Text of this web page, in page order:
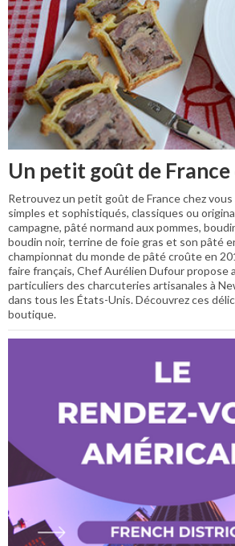
Un petit goût de France
Retrouvez un petit goût de France chez
simples et sophistiqués, classiques ou
campagne, pâté normand aux pommes,
boudin noir, terrine de foie gras et son pâté
championnat du monde de pâté croûte en
faire français, Chef Aurélien Dufour propose
particuliers des charcuteries artisanales à
dans tous les États-Unis. Découvrez ces
boutique.